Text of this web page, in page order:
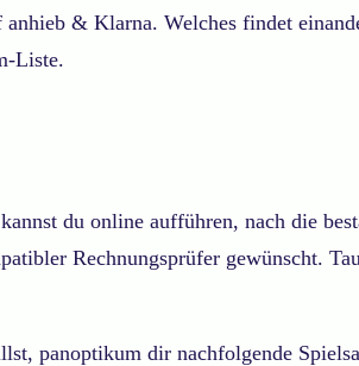
& Klarna. Welches findet
Liste.
du online aufführen, nach die
Rechnungsprüfer gewünscht.
panoptikum dir nachfolgende